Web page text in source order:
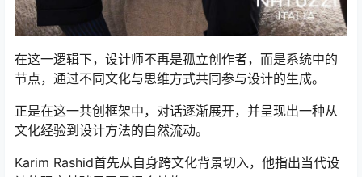
在这一逻辑下，设计师不再是孤立创作者，而是系统中的
节点，通过不同文化与思维方式共同参与设计的生成。
正是在这一共创框架中，对话逐渐展开，并呈现出一种从
文化经验到设计方法的自然流动。
Karim Rashid首先从自身跨文化背景切入，他指出当代设